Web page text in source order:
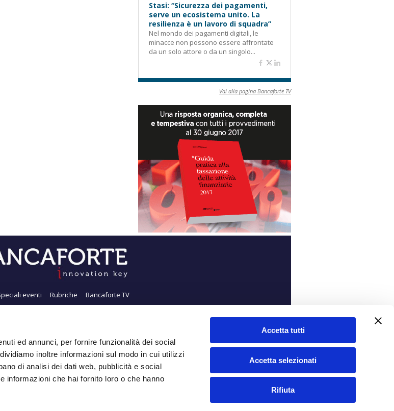
ed annunci, per fornire funzionalità dei social
inoltre informazioni sul modo in cui utilizzi
di analisi dei dati web, pubblicità e social
informazioni che hai fornito loro o che hanno
Accetta tutti
Accetta selezionati
Rifiuta
Stasi: “Sicurezza dei pagamenti,
serve un ecosistema unito. La
resilienza è un lavoro di squadra”
Nel mondo dei pagamenti digitali, le
minacce non possono essere affrontate
da un solo attore o da un singolo...
Vai alla pagina Bancaforte TV
eventi Rubriche Bancaforte TV
Iscriviti alla Newsletter